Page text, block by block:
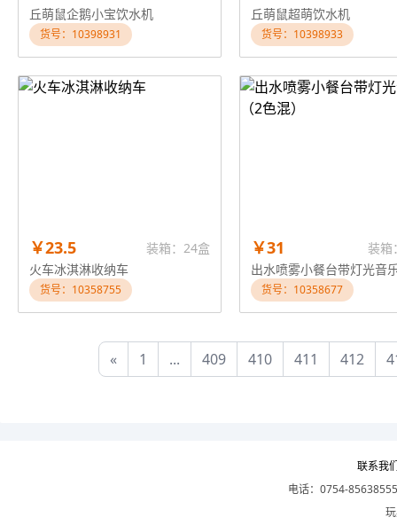
丘萌鼠企鹅小宝饮水机
货号：10398931
丘萌鼠超萌饮水机
货号：10398933
￥23.5
装箱：24盒
火车冰淇淋收纳车
货号：10358755
￥31 装箱
货号：10358677
« 1 ... 409 410 411 412
联系我
电话：0754-